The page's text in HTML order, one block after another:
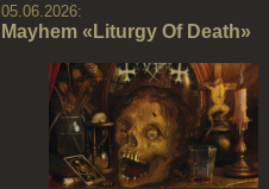
05.06.2026:
Mayhem «Liturgy Of Death»